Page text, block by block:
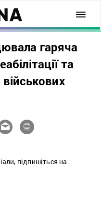
гаряча
та
підпишіться на